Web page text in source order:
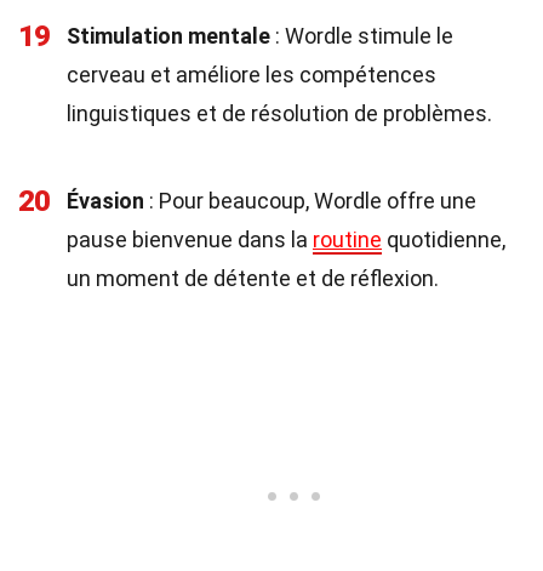
19 Stimulation mentale : Wordle stimule le
cerveau et améliore les compétences
linguistiques et de résolution de problèmes.
20 Évasion : Pour beaucoup, Wordle offre une
pause bienvenue dans la routine quotidienne,
un moment de détente et de réflexion.